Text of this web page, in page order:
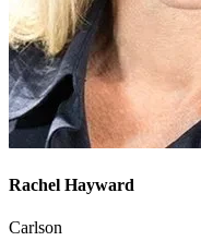
Rachel Hayward
Carlson